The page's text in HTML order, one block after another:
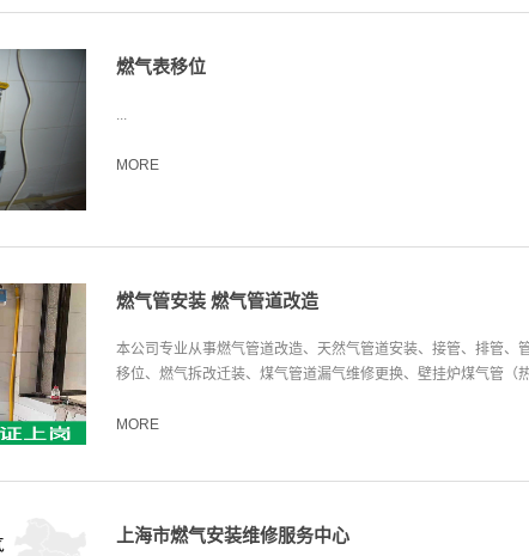
燃气表移位
...
MORE
燃气管安装 燃气管道改造
本公司专业从事燃气管道改造、天然气管道安装、接管、排管、
移位、燃气拆改迁装、煤气管道漏气维修更换、壁挂炉煤气管（
MORE
上海市燃气安装维修服务中心